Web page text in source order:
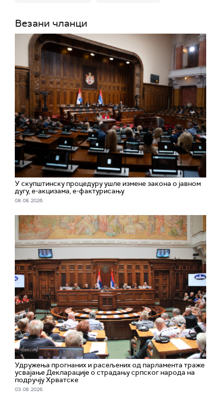
Везани чланци
У скупштинску процедуру ушле измене закона о јавном
дугу, е-акцизама, е-фактурисању
08. 08. 2026.
Удружења прогнаних и расељених од парламента траже
усвајање Декларације о страдању српског народа на
подручју Хрватске
03. 08. 2026.